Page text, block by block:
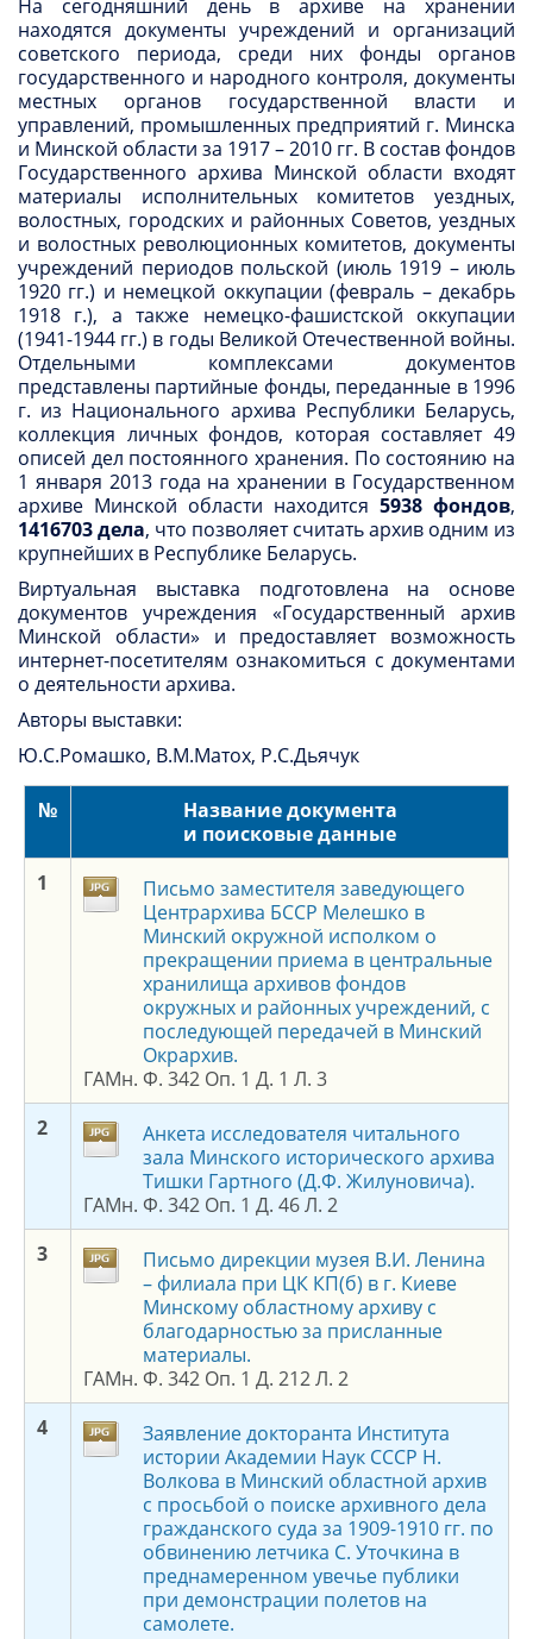
На сегодняшний день в архиве на хранении
находятся документы учреждений и организаций
советского периода, среди них фонды органов
государственного и народного контроля, документы
местных органов государственной власти и
управлений, промышленных предприятий г. Минска
и Минской области за 1917 – 2010 гг. В состав фондов
Государственного архива Минской области входят
материалы исполнительных комитетов уездных,
волостных, городских и районных Советов, уездных
и волостных революционных комитетов, документы
учреждений периодов польской (июль 1919 – июль
1920 гг.) и немецкой оккупации (февраль – декабрь
1918 г.), а также немецко-фашистской оккупации
(1941-1944 гг.) в годы Великой Отечественной войны.
Отдельными комплексами документов
представлены партийные фонды, переданные в 1996
г. из Национального архива Республики Беларусь,
коллекция личных фондов, которая составляет 49
описей дел постоянного хранения. По состоянию на
1 января 2013 года на хранении в Государственном
архиве Минской области находится 5938 фондов,
1416703 дела, что позволяет считать архив одним из
крупнейших в Республике Беларусь.
Виртуальная выставка подготовлена на основе
документов учреждения «Государственный архив
Минской области» и предоставляет возможность
интернет-посетителям ознакомиться с документами
о деятельности архива.
Авторы выставки:
Ю.С.Ромашко, В.М.Матох, Р.С.Дьячук
№
Название документа
и поисковые данные
1
Письмо заместителя заведующего
Центрархива БССР Мелешко в
Минский окружной исполком о
прекращении приема в центральные
хранилища архивов фондов
окружных и районных учреждений, с
последующей передачей в Минский
Окрархив.
ГАМн. Ф. 342 Оп. 1 Д. 1 Л. 3
2
Анкета исследователя читального
зала Минского исторического архива
Тишки Гартного (Д.Ф. Жилуновича).
ГАМн. Ф. 342 Оп. 1 Д. 46 Л. 2
3
Письмо дирекции музея В.И. Ленина
– филиала при ЦК КП(б) в г. Киеве
Минскому областному архиву с
благодарностью за присланные
материалы.
ГАМн. Ф. 342 Оп. 1 Д. 212 Л. 2
4
Заявление докторанта Института
истории Академии Наук СССР Н.
Волкова в Минский областной архив
с просьбой о поиске архивного дела
гражданского суда за 1909-1910 гг. по
обвинению летчика С. Уточкина в
преднамеренном увечье публики
при демонстрации полетов на
самолете.